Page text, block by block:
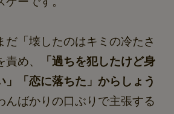
だ「壊したのはキミの冷たさ
め、
「過ちを犯したけど身
」「恋に落ちた」からしょう
んばかりの口ぶりで主張する